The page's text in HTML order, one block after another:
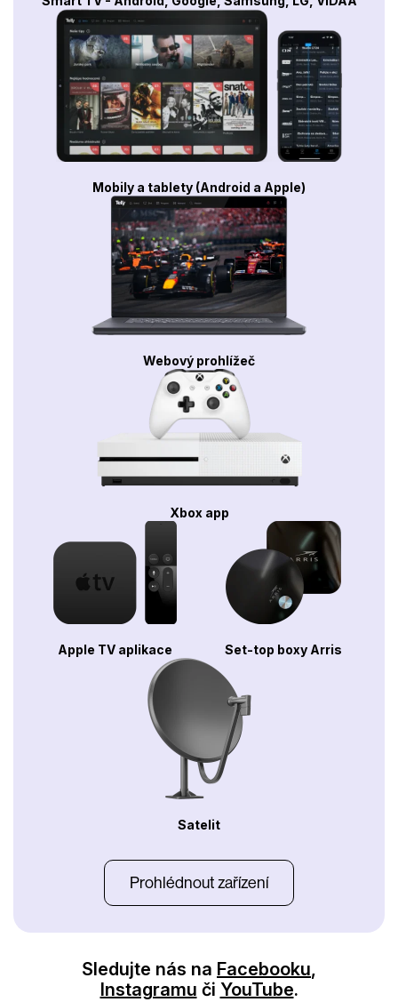
Mobily a tablety (Android a Apple)
Webový prohlížeč
Xbox app
Apple TV aplikace Set-top boxy Arris
Satelit
Prohlédnout zařízení
Sledujte nás na Facebooku,
Instagramu či YouTube.